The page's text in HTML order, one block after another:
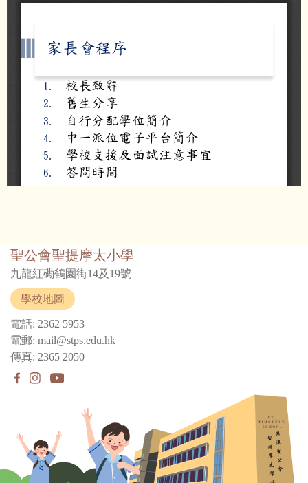
聖公會聖提摩太小學
九龍紅磡鶴園街14及19號
學校地圖
電話: 2362 5953
電郵: mail@stps.edu.hk
傳真: 2365 2050